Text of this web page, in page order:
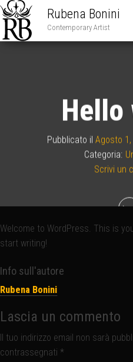
Rubena Bonini
Contemporary Artist
Hello
Pubblicato il Agosto 1,
Categoria:
Scrivi un
Welcome to WordPress. This is
start writing!
Info sull'autore
Rubena Bonini
Lascia un commento
Il tuo indirizzo email non sarà
contrassegnati *